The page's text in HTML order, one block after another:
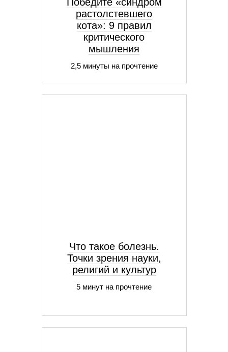
растолстевшего
кота»: 9 правил
критического
мышления
2,5 минуты на прочтение
Что такое болезнь.
Точки зрения науки,
религий и культур
5 минут на прочтение